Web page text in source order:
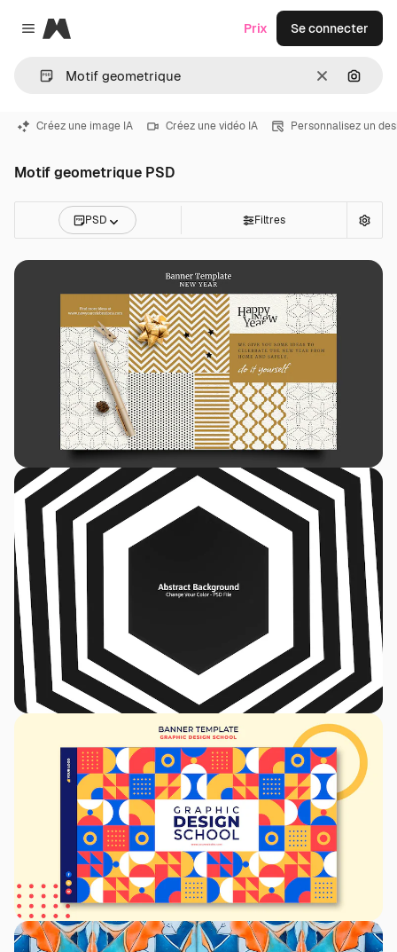
Close menu
Magnific
Effacer
Prix Se connecter
Créez une image IA Créez une vidéo IA Personnalisez un
Motif geometrique PSD
PSD Filtres